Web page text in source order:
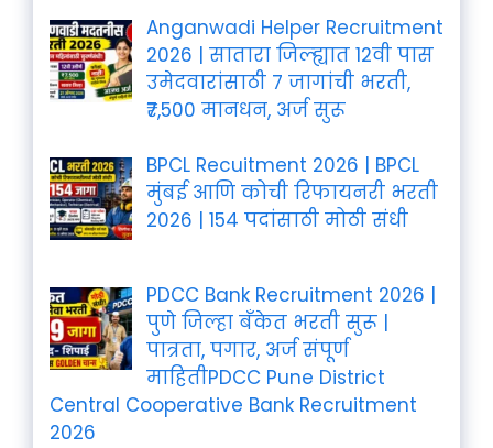
Anganwadi Helper Recruitment
2026 | सातारा जिल्ह्यात 12वी पास
उमेदवारांसाठी 7 जागांची भरती,
₹7,500 मानधन, अर्ज सुरू
BPCL Recuitment 2026 | BPCL
मुंबई आणि कोची रिफायनरी भरती
2026 | 154 पदांसाठी मोठी संधी
PDCC Bank Recruitment 2026 |
पुणे जिल्हा बँकेत भरती सुरू |
पात्रता, पगार, अर्ज संपूर्ण
माहितीPDCC Pune District
Central Cooperative Bank Recruitment
2026